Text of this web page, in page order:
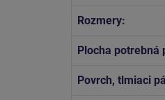
Rozmery:
Plocha potrebná
Povrch, tlmiaci